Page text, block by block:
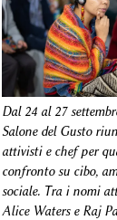
Dal 24 al 27
Salone del Gusto
attivisti e chef per
confronto su cibo,
sociale. Tra i nomi
Alice Waters e Raj